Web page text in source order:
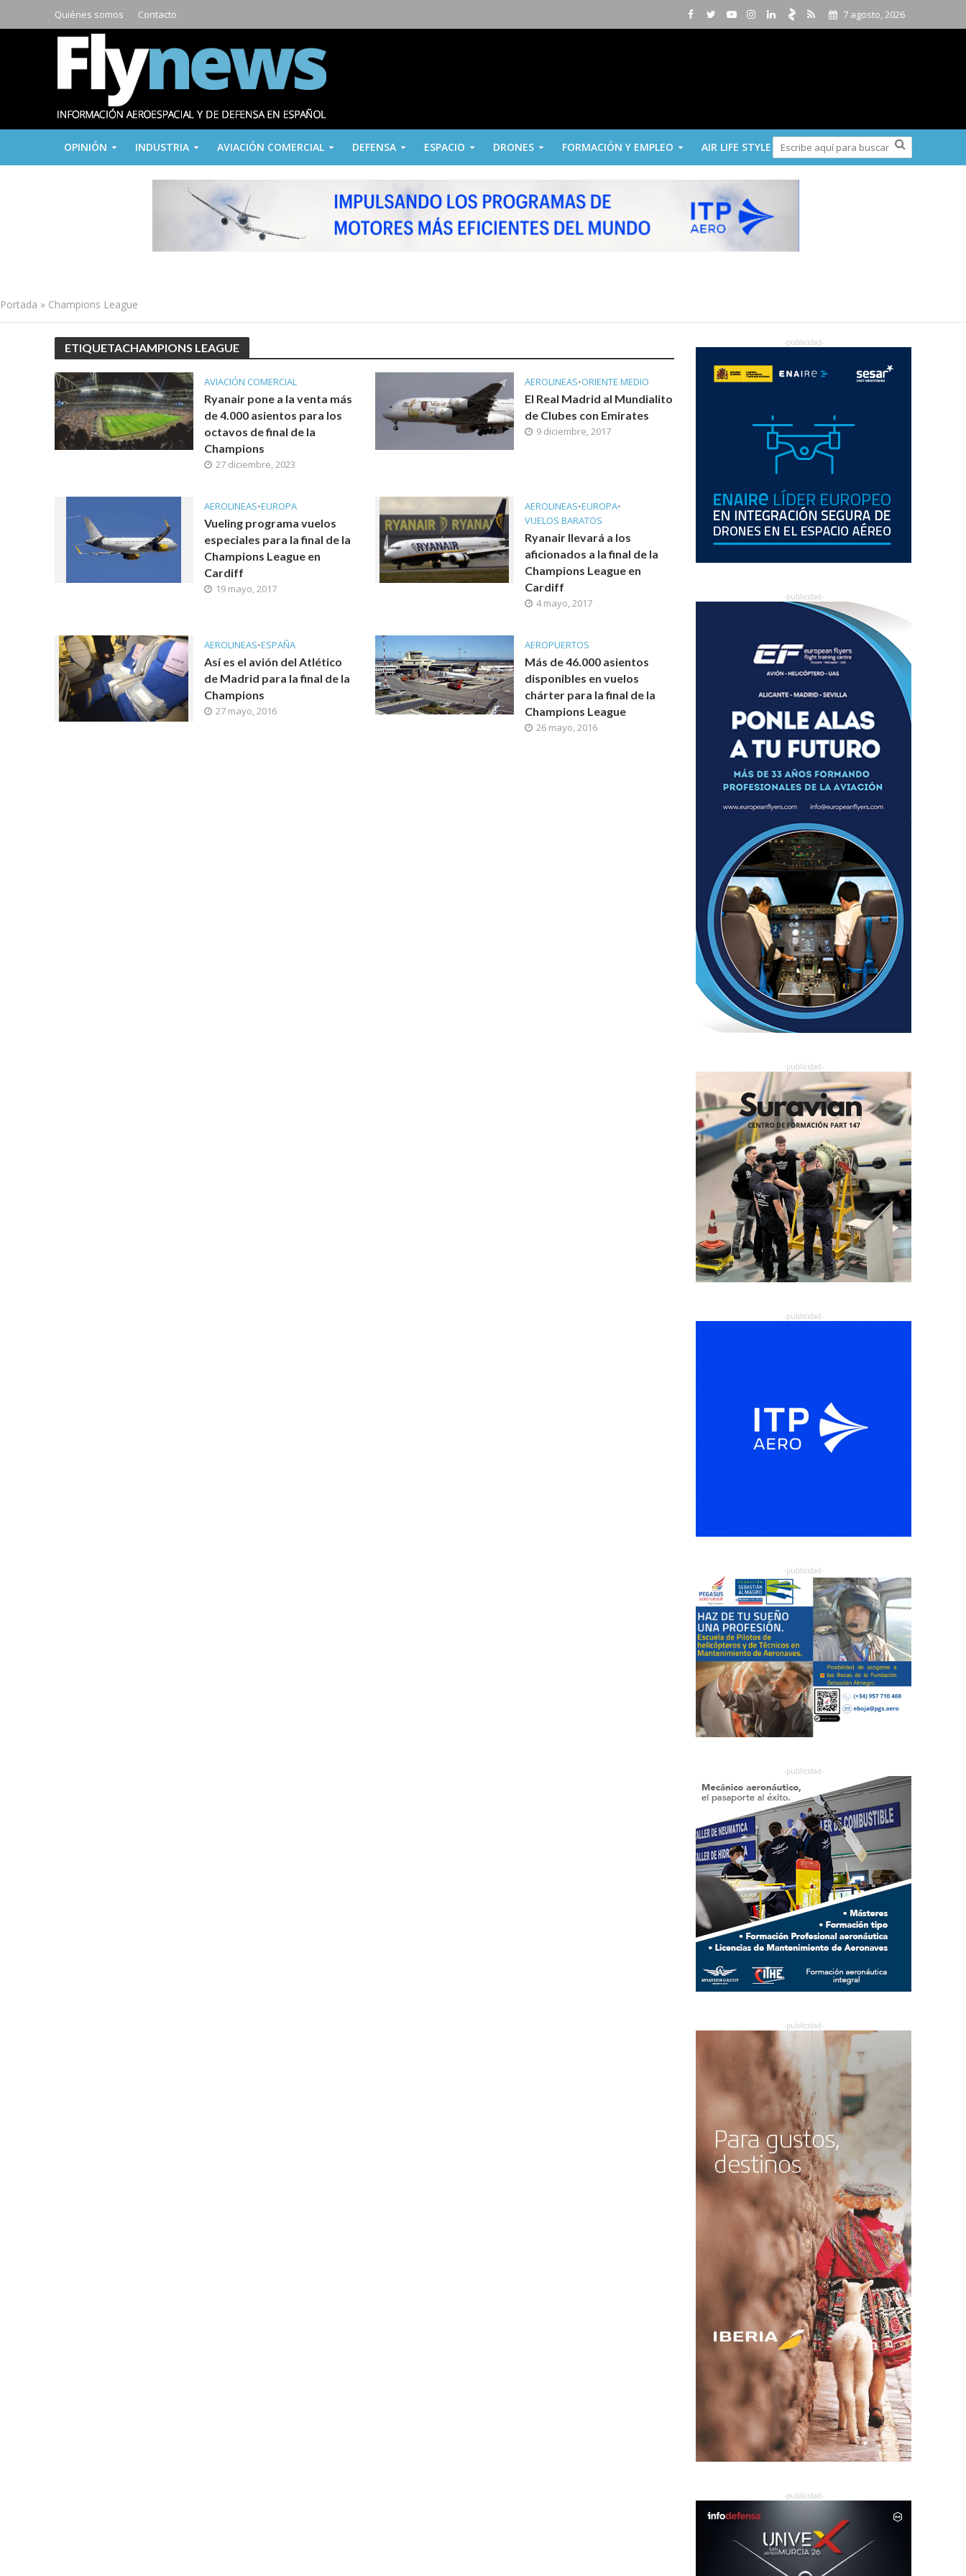
Quiénes somos Contacto 7 agosto, 2026
OPINIÓN INDUSTRIA AVIACIÓN COMERCIAL DEFENSA ESPACIO DRONES FORMACIÓN Y EMPLEO AIR LIFE STYLE
Portada » Champions League
ETIQUETACHAMPIONS LEAGUE
AVIACIÓN COMERCIAL
Ryanair pone a la venta más
de 4.000 asientos para los
octavos de final de la
Champions
27 diciembre, 2023
AEROLINEAS•ORIENTE MEDIO
El Real Madrid al Mundialito
de Clubes con Emirates
9 diciembre, 2017
AEROLINEAS•EUROPA
Vueling programa vuelos
especiales para la final de la
Champions League en
Cardiff
19 mayo, 2017
AEROLINEAS•EUROPA•
VUELOS BARATOS
Ryanair llevará a los
aficionados a la final de la
Champions League en
Cardiff
4 mayo, 2017
AEROLINEAS•ESPAÑA
Así es el avión del Atlético
de Madrid para la final de la
Champions
27 mayo, 2016
AEROPUERTOS
Más de 46.000 asientos
disponibles en vuelos
chárter para la final de la
Champions League
26 mayo, 2016